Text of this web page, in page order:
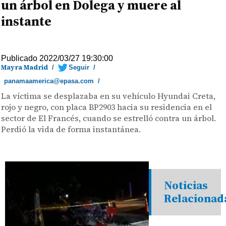
un árbol en Dolega y muere al
instante
Publicado 2022/03/27 19:30:00
Mayra Madrid / Seguir /
panamaamerica@epasa.com /
La víctima se desplazaba en su vehículo Hyundai Creta,
rojo y negro, con placa BP2903 hacia su residencia en el
sector de El Francés, cuando se estrelló contra un árbol.
Perdió la vida de forma instantánea.
Noticias